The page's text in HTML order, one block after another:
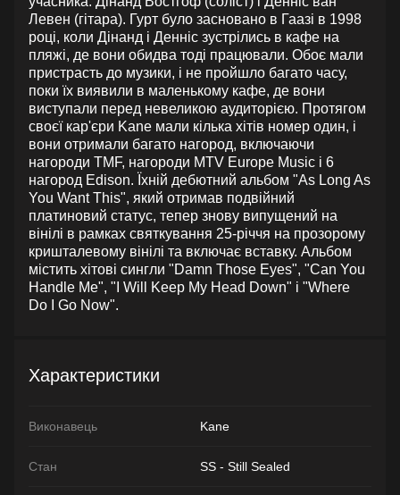
Левен (гітара). Гурт було засновано в Гаазі в 1998
році, коли Дінанд і Денніс зустрілись в кафе на
пляжі, де вони обидва тоді працювали. Обоє мали
пристрасть до музики, і не пройшло багато часу,
поки їх виявили в маленькому кафе, де вони
виступали перед невеликою аудиторією. Протягом
своєї кар'єри Kane мали кілька хітів номер один, і
вони отримали багато нагород, включаючи
нагороди TMF, нагороди MTV Europe Music і 6
нагород Edison. Їхній дебютний альбом "As Long As
You Want This", який отримав подвійний
платиновий статус, тепер знову випущений на
вінілі в рамках святкування 25-річчя на прозорому
кришталевому вінілі та включає вставку. Альбом
містить хітові сингли "Damn Those Eyes", "Can You
Handle Me", "I Will Keep My Head Down" і "Where
Do I Go Now".
Характеристики
Виконавець Kane
Стан SS - Still Sealed